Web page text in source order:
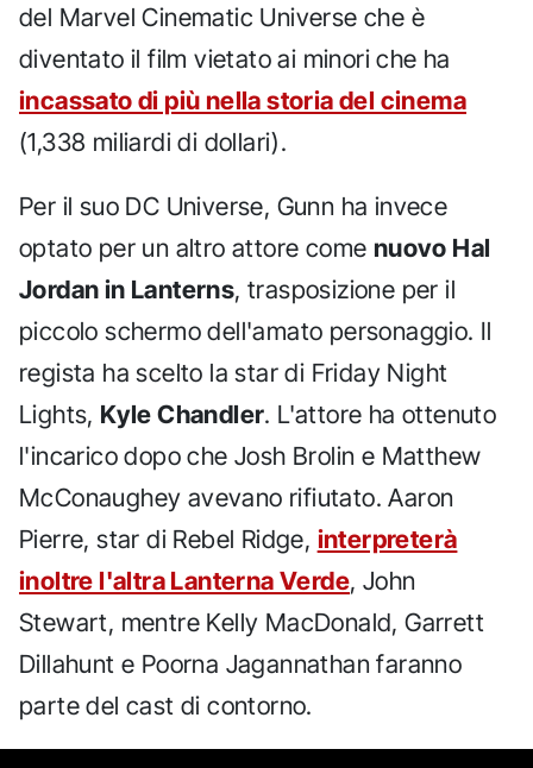
del Marvel Cinematic Universe che è
diventato il film vietato ai minori che ha
incassato di più nella storia del cinema
(1,338 miliardi di dollari).
Per il suo DC Universe, Gunn ha invece
optato per un altro attore come nuovo Hal
Jordan in Lanterns, trasposizione per il
piccolo schermo dell'amato personaggio. Il
regista ha scelto la star di Friday Night
Lights, Kyle Chandler. L'attore ha ottenuto
l'incarico dopo che Josh Brolin e Matthew
McConaughey avevano rifiutato. Aaron
Pierre, star di Rebel Ridge, interpreterà
inoltre l'altra Lanterna Verde, John
Stewart, mentre Kelly MacDonald, Garrett
Dillahunt e Poorna Jagannathan faranno
parte del cast di contorno.